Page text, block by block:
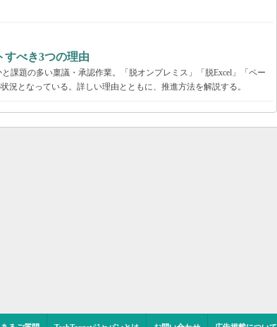
すべき3つの理由
課題の多い稟議・承認作業。「脱オンプレミス」「脱Excel」「ペー
況となっている。詳しい理由とともに、推進方法を解説する。